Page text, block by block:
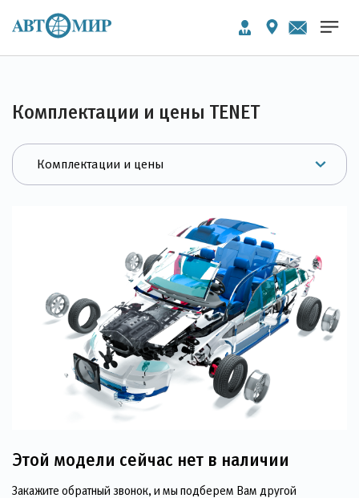
Комплектации и цены TENET
Этой модели сейчас нет в наличии
Закажите обратный звонок, и мы подберем Вам другой